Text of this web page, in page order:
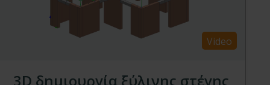
Video
3D δημιουργία ξύλινης στέγης